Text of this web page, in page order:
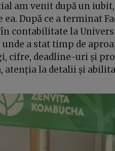
am venit după un
ea. După ce a terminat
contabilitate la
a stat timp de
cifre, deadline-uri și
la detalii și